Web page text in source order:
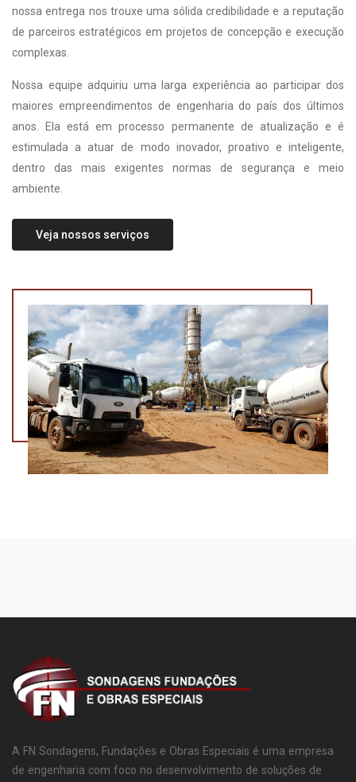
nossa entrega nos trouxe uma sólida credibilidade e a reputação
de parceiros estratégicos em projetos de concepção e execução
complexas.
Nossa equipe adquiriu uma larga experiência ao participar dos
maiores empreendimentos de engenharia do país dos últimos
anos. Ela está em processo permanente de atualização e é
estimulada a atuar de modo inovador, proativo e inteligente,
dentro das mais exigentes normas de segurança e meio
ambiente.
Veja nossos serviços
A FN Sondagens, Fundações e Obras Especiais é uma empresa
de engenharia com foco no desenvolvimento de soluções de